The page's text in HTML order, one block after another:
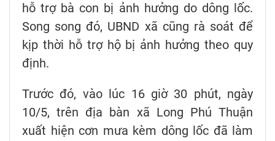
hỗ trợ bà con bị ảnh hưởng do dông lốc.
Song song đó, UBND xã cũng rà soát để
kịp thời hỗ trợ hộ bị ảnh hưởng theo quy
định.
Trước đó, vào lúc 16 giờ 30 phút, ngày
10/5, trên địa bàn xã Long Phú Thuận
xuất hiện cơn mưa kèm dông lốc đã làm